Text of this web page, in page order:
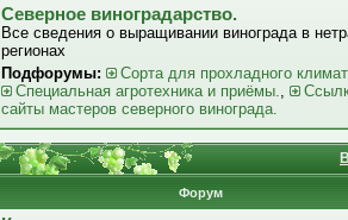
Северное виноградарство.
Все сведения о выращивании винограда в
регионах
Подфорумы:
Сорта для прохладного
Специальная агротехника и приёмы.,
сайты мастеров северного винограда.
Форум